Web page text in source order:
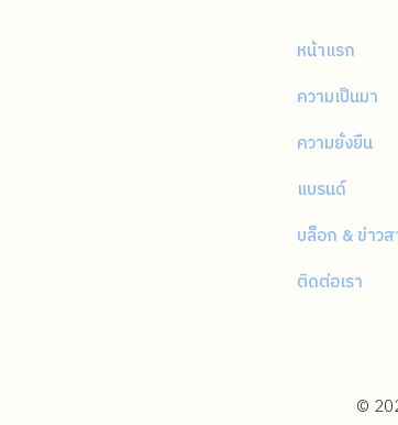
หน้าแรก
ความเป็นมา
ความยั่งยืน
แบรนด์
บล็อก & ข่าว
ติดต่อเรา
©